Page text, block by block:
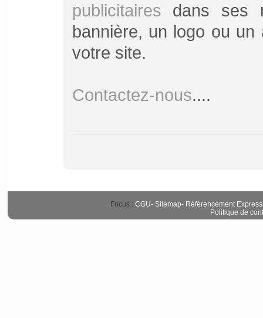
publicitaires dans ses
bannière, un logo ou
votre site.
Contactez-nous....
Focus : CGU- Sitemap- Référencement Express
Politique de